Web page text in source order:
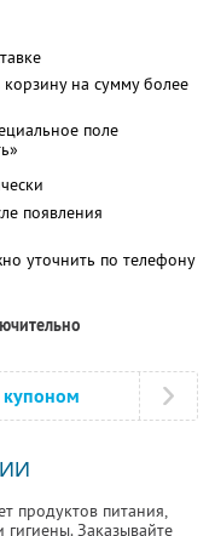
на сумму более
поле
появления
уточнить по телефону
купоном
продуктов питания,
Заказывайте